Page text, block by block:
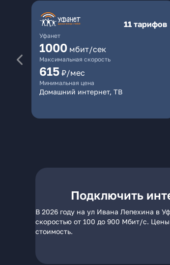
Уфанет
11 тарифов
1000 мбит/сек
Максимальная скорость
615 ₽/мес
Минимальная цена
Домашний интернет, ТВ
Подключить
В 2026 году на ул Ивана Лепехина в
скоростью от 100 до 900 Мбит/с.
стоимость.